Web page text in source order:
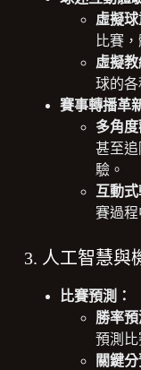
虛擬球
比賽
虛擬教
球的各
賽事轉播革
多角度
甚至
驗。
互動式
賽過程
3. 人工智慧與
比賽預測：
勝率預
預測比
關鍵分